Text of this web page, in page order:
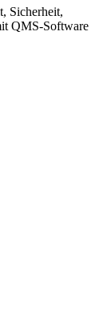
Sicherheit,
QMS-Software